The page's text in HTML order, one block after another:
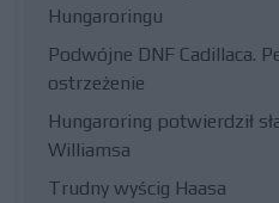
Hungaroringu
Podwójne DNF Cadillaca.
ostrzeżenie
Hungaroring potwierdził
Williamsa
Trudny wyścig Haasa